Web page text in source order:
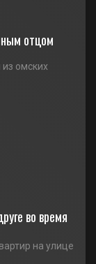
отцом
омских
во время
на улице